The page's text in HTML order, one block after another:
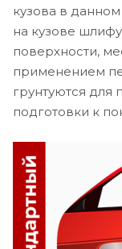
кузова в
на кузове
поверхности,
применением
грунтуются
подготовки к